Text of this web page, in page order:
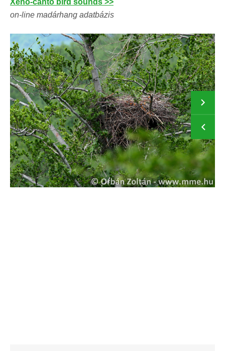
on-line madárhang adatbázis